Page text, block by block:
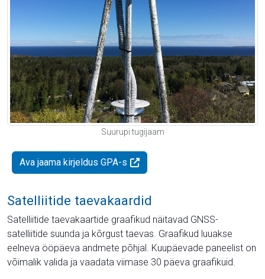
Suurupi tugijaam
Ava jaama kirjeldus GPA-s
Satelliitide taevakaardid
Satelliitide taevakaartide graafikud näitavad GNSS-
satelliitide suunda ja kõrgust taevas. Graafikud luuakse
eelneva ööpäeva andmete põhjal. Kuupäevade paneelist on
võimalik valida ja vaadata viimase 30 päeva graafikuid.